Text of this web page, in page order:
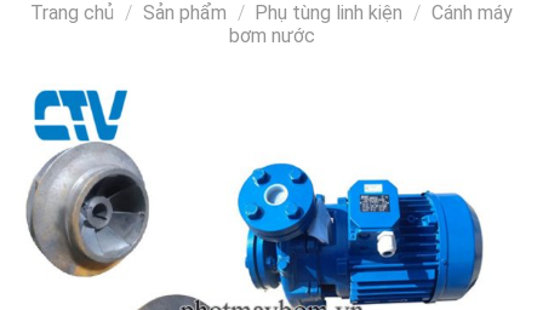
Trang chủ / Sản phẩm / Phụ tùng linh kiện / Cánh máy
bơm nước